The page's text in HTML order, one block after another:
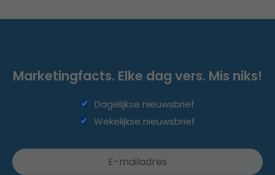
Marketingfacts. Elke dag vers. Mis niks!
Dagelijkse nieuwsbrief
Wekelijkse nieuwsbrief